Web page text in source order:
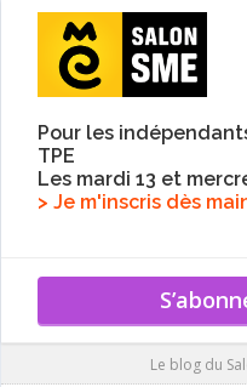
Pour les
TPE
Les mardi 13 et
> Je m'inscris dès
Le blog du